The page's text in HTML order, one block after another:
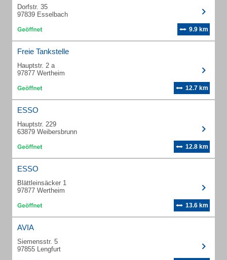
Dorfstr. 35
97839 Esselbach
9.9 km
Freie Tankstelle
Hauptstr. 2 a
97877 Wertheim
12.7 km
ESSO
Hauptstr. 229
63879 Weibersbrunn
12.8 km
ESSO
Blättleinsäcker 1
97877 Wertheim
13.6 km
AVIA
Siemensstr. 5
97855 Lengfurt